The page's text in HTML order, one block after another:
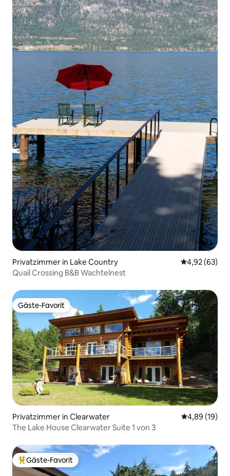
Privatzimmer in Lake Country
4,92 (63)
Quail Crossing B&B Wachtelnest
Gäste-Favorit
Gäste-Favorit
Privatzimmer in Clearwater
4,89 (19)
The Lake House Clearwater Suite 1 von 3
Beliebter Gäste-Favorit.
Gäste-Favorit